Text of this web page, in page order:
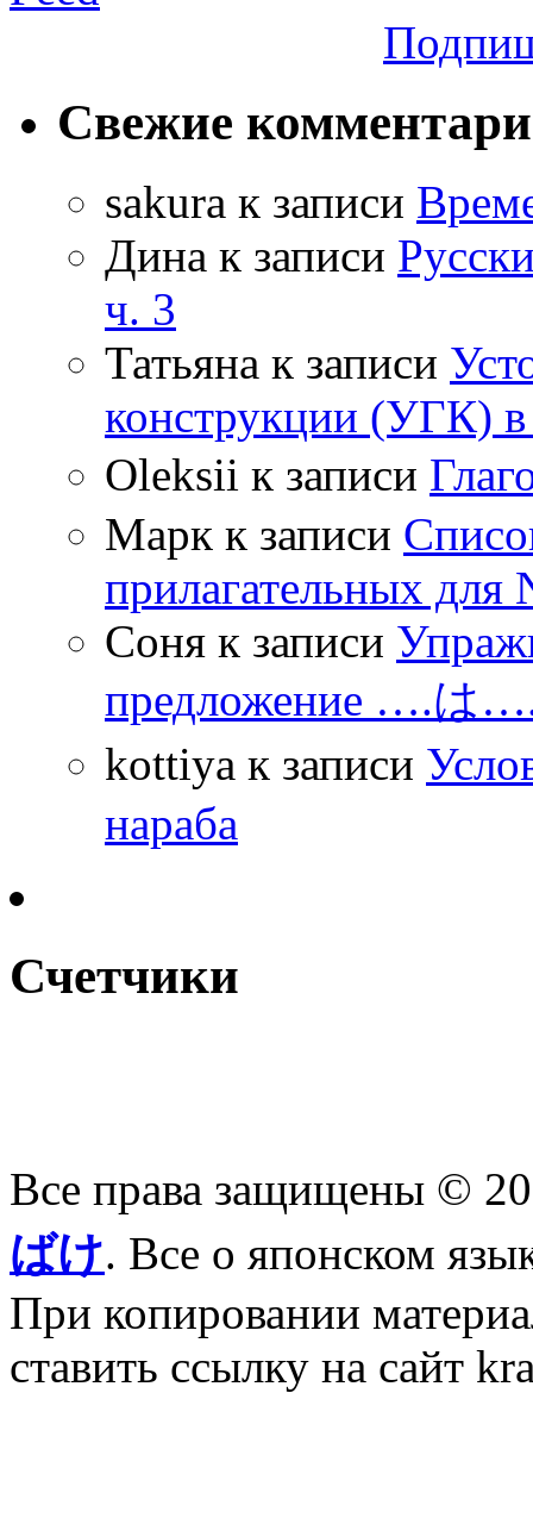
Свежие
sakura к записи
Дина к записи
ч. 3
Татьяна к записи
конструкции (УГК) в
Oleksii к записи
Марк к записи
прилагательных для
Соня к записи
предложение ….は
kottiya к записи
нараба
Счетчики
Все права защищены ©
ばけ. Все о японском
При копировании
ставить ссылку на сайт